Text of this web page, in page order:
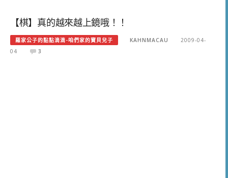
【棋】真的越來越上鏡哦！！
羅家公子的點點滴滴-咱們家的寶貝兒子 KAHNMACAU
2009-04-
04
3